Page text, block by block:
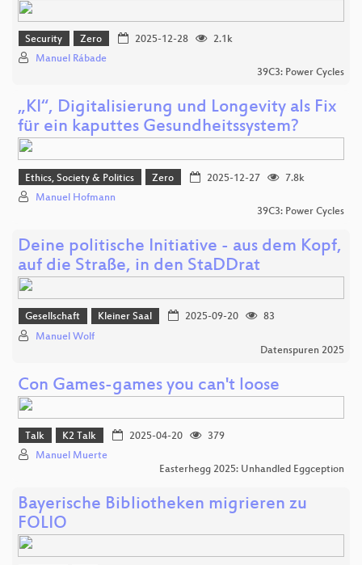
Security Zero 2025-12-28
2.1k
Manuel Rábade
39C3: Power Cycles
„KI“, Digitalisierung und Longevity als Fix
für ein kaputtes Gesundheitssystem?
Ethics, Society & Politics Zero 2025-12-27
7.8k
Manuel Hofmann
39C3: Power Cycles
Deine politische Initiative - aus dem Kopf,
auf die Straße, in den StaDDrat
Gesellschaft Kleiner Saal 2025-09-20
83
Manuel Wolf
Datenspuren 2025
Con Games-games you can't loose
Talk K2 Talk 2025-04-20
379
Manuel Muerte
Easterhegg 2025: Unhandled Eggception
Bayerische Bibliotheken migrieren zu
FOLIO